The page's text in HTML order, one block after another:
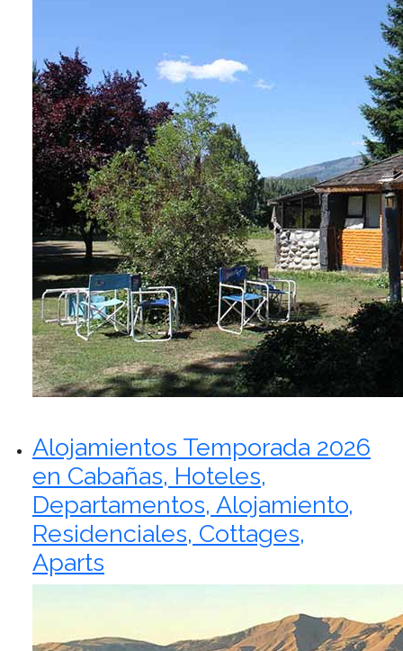
Alojamientos Temporada 2026
en Cabañas, Hoteles,
Departamentos, Alojamiento,
Residenciales, Cottages,
Aparts